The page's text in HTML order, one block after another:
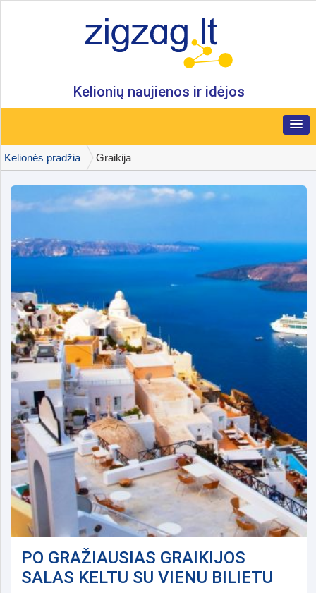
Kelionių naujienos ir idėjos
Kelionės pradžia Graikija
PO GRAŽIAUSIAS GRAIKIJOS
SALAS KELTU SU VIENU BILIETU